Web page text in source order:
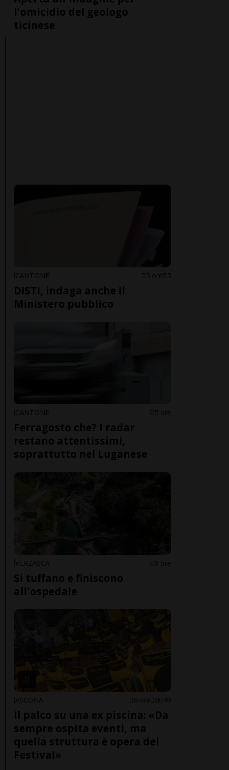
l'omicidio del geologo
ticinese
CANTONE 5 ore 5
DISTI, indaga anche il
Ministero pubblico
CANTONE 5 ore
Ferragosto che? I radar
restano attentissimi,
soprattutto nel Luganese
VERZASCA 6 ore
Si tuffano e finiscono
all'ospedale
ASCONA 6 ore 9 49
Il palco su una ex piscina: «Da
sempre ospita eventi, ma
quella struttura è opera del
Festival»